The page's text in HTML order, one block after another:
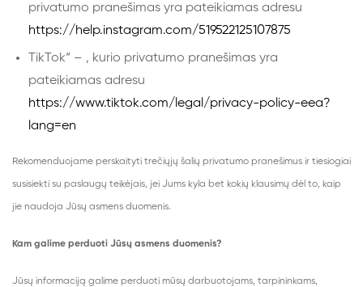
privatumo pranešimas yra pateikiamas adresu
https://help.instagram.com/519522125107875
TikTok“ – , kurio privatumo pranešimas yra
pateikiamas adresu
https://www.tiktok.com/legal/privacy-policy-eea?
lang=en
Rekomenduojame perskaityti trečiųjų šalių privatumo pranešimus ir tiesiogiai
susisiekti su paslaugų teikėjais, jei Jums kyla bet kokių klausimų dėl to, kaip
jie naudoja Jūsų asmens duomenis.
Kam galime perduoti Jūsų asmens duomenis?
Jūsų informaciją galime perduoti mūsų darbuotojams, tarpininkams,